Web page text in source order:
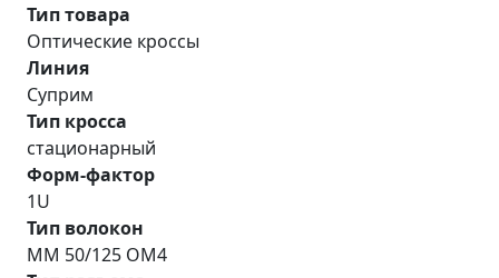
Тип товара
Оптические кроссы
Линия
Суприм
Тип кросса
стационарный
Форм-фактор
1U
Тип волокон
MM 50/125 OM4